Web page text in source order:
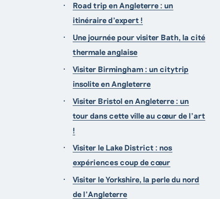
Road trip en Angleterre : un
itinéraire d’expert !
Une journée pour visiter Bath, la cité
thermale anglaise
Visiter Birmingham : un citytrip
insolite en Angleterre
Visiter Bristol en Angleterre : un
tour dans cette ville au cœur de l’art
!
Visiter le Lake District : nos
expériences coup de cœur
Visiter le Yorkshire, la perle du nord
de l’Angleterre